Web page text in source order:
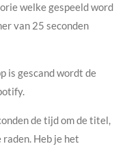
welke gespeeld word
van 25 seconden
is gescand wordt de
de tijd omde titel,
Heb je het